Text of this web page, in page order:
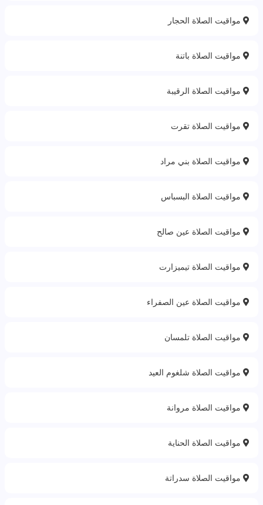
مواقيت الصلاة الحجار
مواقيت الصلاة باتنة‎
مواقيت الصلاة الرقيبة
مواقيت الصلاة تقرت
مواقيت الصلاة بني مراد
مواقيت الصلاة البسباس
مواقيت الصلاة عين صالح
مواقيت الصلاة تيميزارت
مواقيت الصلاة عين الصفراء
مواقيت الصلاة تلمسان
مواقيت الصلاة شلغوم العيد
مواقيت الصلاة مروانة
مواقيت الصلاة الحناية
مواقيت الصلاة سدراتة